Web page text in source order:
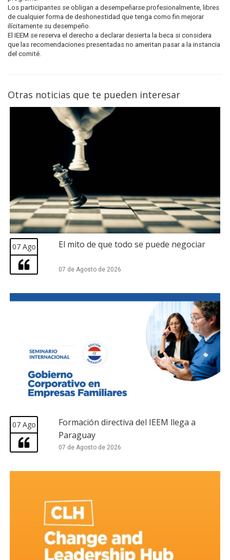
Los participantes se obligan a desempeñarse profesionalmente, libres
de cualquier forma de deshonestidad que tenga como fin mejorar
ilícitamente su desempeño.
El IEEM se reserva el derecho a declarar desierta la beca si considera
que las recomendaciones presentadas no ameritan pasar a la instancia
del comité.
Otras noticias que te pueden interesar
07 Ago El mito de que todo se puede negociar
07 de Agosto de 2026
07 Ago
Formación directiva del IEEM llega a
Paraguay
07 de Agosto de 2026